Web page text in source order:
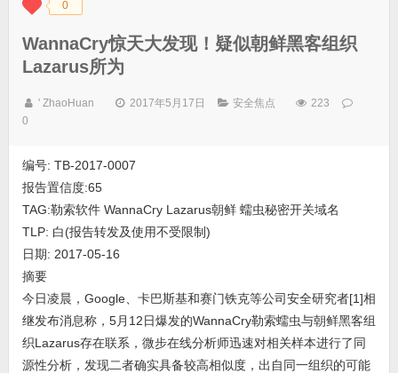
◆◆ 0
WannaCry惊天大发现！疑似朝鲜黑客组织
Lazarus所为
' ZhaoHuan 2017年5月17日 安全焦点
223
0
编号: TB-2017-0007
报告置信度:65
TAG:勒索软件 WannaCry Lazarus朝鲜 蠕虫秘密开关域名
TLP: 白(报告转发及使用不受限制)
日期: 2017-05-16
摘要
今日凌晨，Google、卡巴斯基和赛门铁克等公司安全研究者[1]相
继发布消息称，5月12日爆发的WannaCry勒索蠕虫与朝鲜黑客组
织Lazarus存在联系，微步在线分析师迅速对相关样本进行了同
源性分析，发现二者确实具备较高相似度，出自同一组织的可能